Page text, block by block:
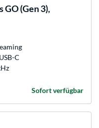
GO (Gen 3),
C
Sofort verfügbar